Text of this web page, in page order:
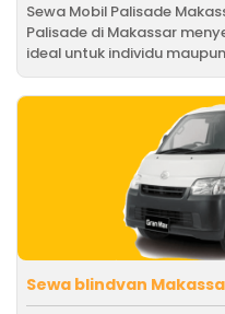
Sewa Mobil Palisade
Palisade di Makassar
ideal untuk individu
Sewa blindvan